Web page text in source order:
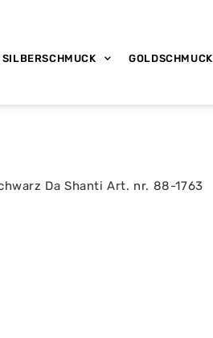
SILBERSCHMUCK GOLDSCHMUCK